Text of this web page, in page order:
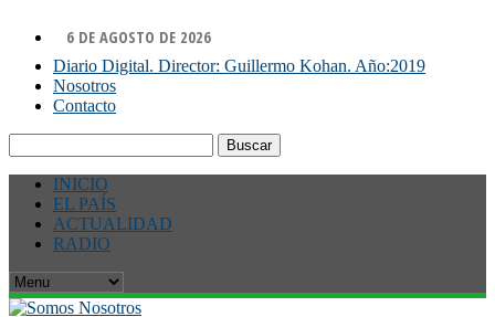
6 DE AGOSTO DE 2026
Diario Digital. Director: Guillermo Kohan. Año:2019
Nosotros
Contacto
INICIO
EL PAÍS
ACTUALIDAD
RADIO